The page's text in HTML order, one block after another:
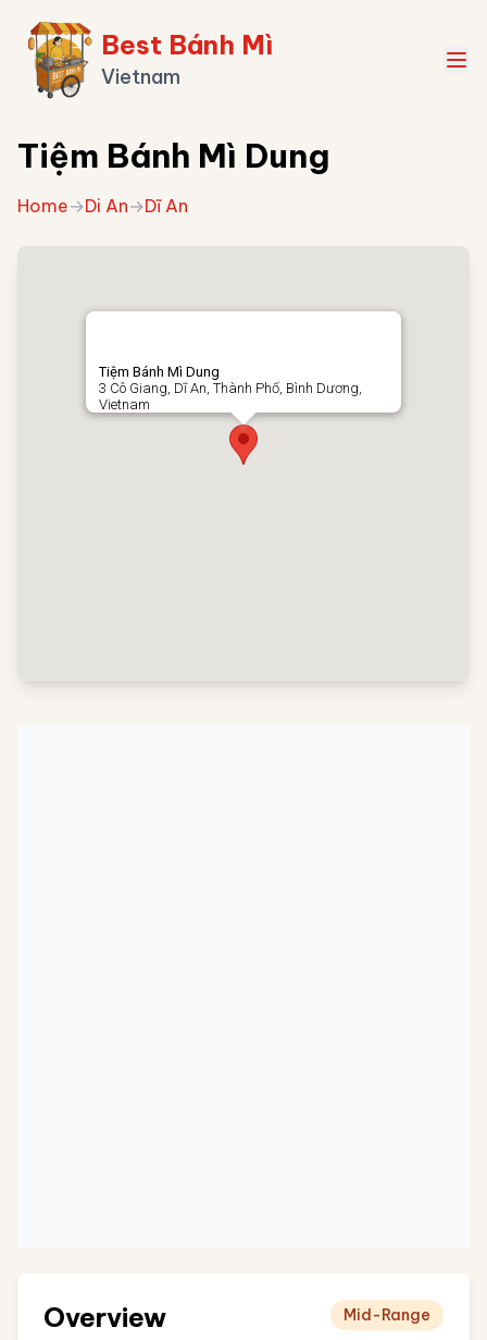
Best Bánh Mì
Vietnam
Tiệm Bánh Mì Dung
Home→Di An→Dĩ An
Tiệm Bánh Mì Dung
3 Cô Giang, Dĩ An, Thành Phố, Bình Dương,
Vietnam
Overview Mid-Range